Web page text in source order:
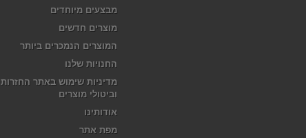
מבצעים מיוחדים
מוצרים חדשים
המוצרים הנמכרים ביותר
החנויות שלנו
מדיניות שימוש באתר החזרות
וביטולי מוצרים
אודותינו
מפת אתר